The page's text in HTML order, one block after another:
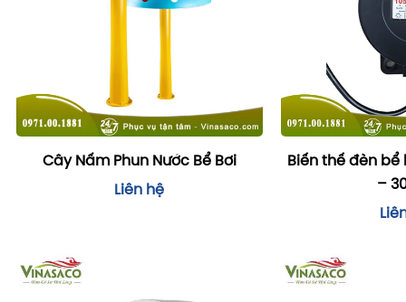
Cây Nấm Phun Nước Bể Bơi
Liên hệ
Biến thế đèn bể
–